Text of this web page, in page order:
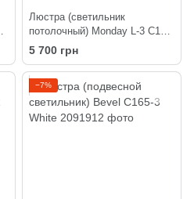
Люстра (светильник
потолочный) Monday L-3 C160-
430 White
5 700 грн
−7%